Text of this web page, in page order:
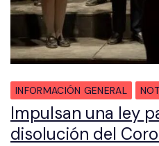
INFORMACIÓN GENERAL
Impulsan una ley
disolución del